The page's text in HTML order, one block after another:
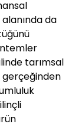
da
tarımsal